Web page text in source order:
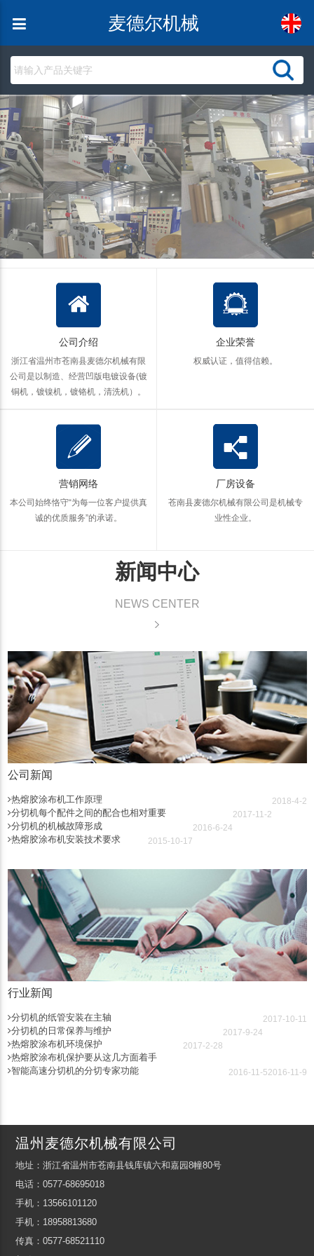
麦德尔机械
公司介绍
浙江省温州市苍南县麦德尔机械有限
公司是以制造、经营凹版电镀设备(镀
铜机，镀镍机，镀铬机，清洗机）。
企业荣誉
权威认证，值得信赖。
营销网络
本公司始终恪守“为每一位客户提供真
诚的优质服务”的承诺。
厂房设备
苍南县麦德尔机械有限公司是机械专
业性企业。
新闻中心
NEWS CENTER
公司新闻
热熔胶涂布机工作原理 2018-4-2
分切机每个配件之间的配合也相对重要 2017-11-2
分切机的机械故障形成 2016-6-24
热熔胶涂布机安装技术要求 2015-10-17
行业新闻
分切机的纸管安装在主轴 2017-10-11
分切机的日常保养与维护 2017-9-24
热熔胶涂布机环境保护 2017-2-28
热熔胶涂布机保护要从这几方面着手
2016-11-9
智能高速分切机的分切专家功能 2016-11-5
温州麦德尔机械有限公司
地址：浙江省温州市苍南县钱库镇六和嘉园8幢80号
电话：0577-68695018
手机：13566101120
手机：18958813680
传真：0577-68521110